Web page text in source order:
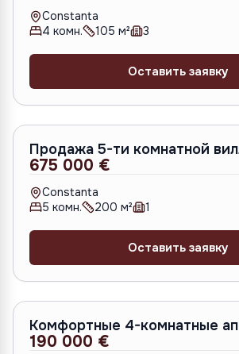
Constanta
4 комн. 105 м² 3
Оставить заявку
Продажа 5-ти комнатной
675 000 €
Constanta
5 комн. 200 м² 1
Оставить заявку
Комфортные 4-комнатные
190 000 €